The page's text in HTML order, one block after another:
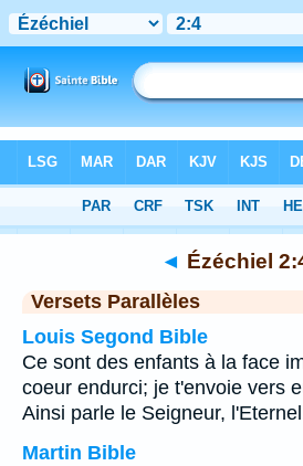
Chapitre 2 > Verset 4
◄ Ézéchiel
Versets Parallèles
Louis Segond Bible
Ce sont des enfants à la face
coeur endurci; je t'envoie vers
Ainsi parle le Seigneur,
Martin Bible